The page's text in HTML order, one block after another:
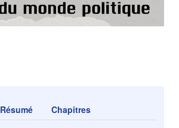
Résumé Chapitres